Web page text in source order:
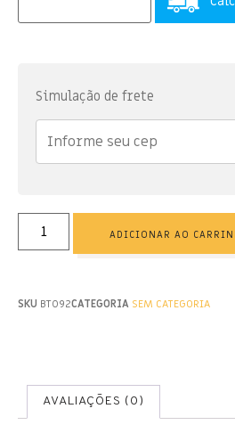
Simulação de frete
ADICIONAR AO
SKU BT092CATEGORIA SEM CATEGORIA
AVALIAÇÕES (0)